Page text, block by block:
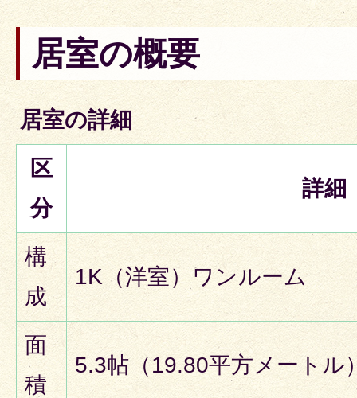
居室の概要
居室の詳細
区
分
詳細
構
成
1K（洋室）ワンルーム
面
積
5.3帖（19.80平方メートル